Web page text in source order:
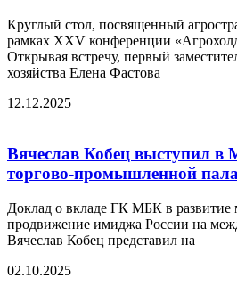
Круглый стол, посвященный
рамках XXV конференции
Открывая встречу, первый
хозяйства Елена Фастова
12.12.2025
Вячеслав Кобец выступил в
торгово-промышленной
Доклад о вкладе ГК МБК в развитие
продвижение имиджа России на
Вячеслав Кобец представил на
02.10.2025